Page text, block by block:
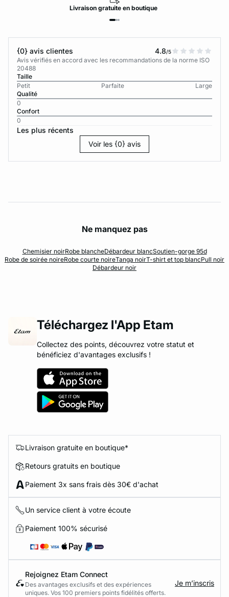
Livraisongratuiteen boutique
{0} avis clientes 4.8/5
Avis vérifiés en accord avec les recommandations de la norme ISO
20488
Taille
Petit
Parfaite
Large
Qualité
0
Confort
0
Les plus récents
Voir les {0} avis
Ne manquez pas
Chemisier noirRobe blancheDébardeur blancSoutien-gorge 95d
Robe de soirée noireRobe courte noireTanga noirT-shirt et top blancPull noir
Débardeur noir
Téléchargez l'App Etam
Collectez des points, découvrez votre statut et
bénéficiez d'avantages exclusifs !
Livraison gratuite en boutique*
Retours gratuits en boutique
Paiement 3x sans frais dès 30€ d'achat
Un service client à votre écoute
Paiement 100% sécurisé
Rejoignez Etam Connect
Des avantages exclusifs et des expériences
uniques. Vos 100 premiers points fidélités offerts.
Je m’inscris